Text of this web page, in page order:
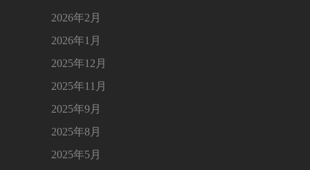
2026年2月
2026年1月
2025年12月
2025年11月
2025年9月
2025年8月
2025年5月